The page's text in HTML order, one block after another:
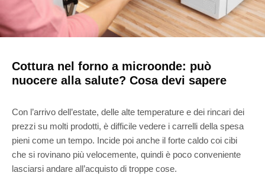
Cottura nel forno a microonde: può
nuocere alla salute? Cosa devi sapere
Con l’arrivo dell’estate, delle alte temperature e dei rincari dei
prezzi su molti prodotti, è difficile vedere i carrelli della spesa
pieni come un tempo. Incide poi anche il forte caldo coi cibi
che si rovinano più velocemente, quindi è poco conveniente
lasciarsi andare all’acquisto di troppe cose.